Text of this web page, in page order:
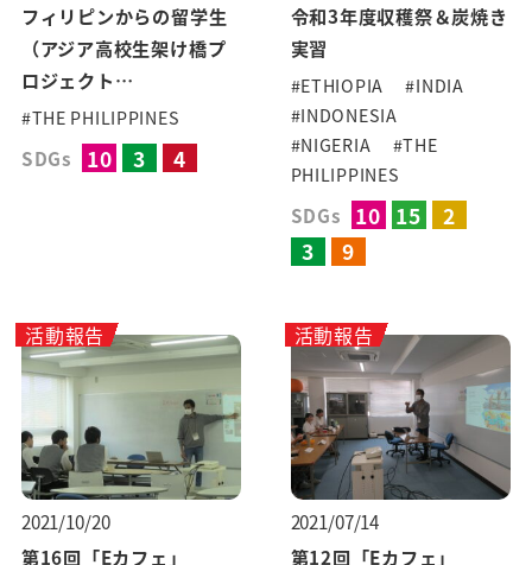
フィリピンからの留学生
（アジア高校生架け橋プ
ロジェクト…
#THE PHILIPPINES
SDGs 10 3 4
令和3年度収穫祭＆炭焼き
実習
#ETHIOPIA
#INDIA
#INDONESIA
#NIGERIA
#THE
PHILIPPINES
SDGs 10 15
2
3
9
活動報告
2021/10/20
第16回「Eカフェ」
活動報告
2021/07/14
第12回「Eカフェ」